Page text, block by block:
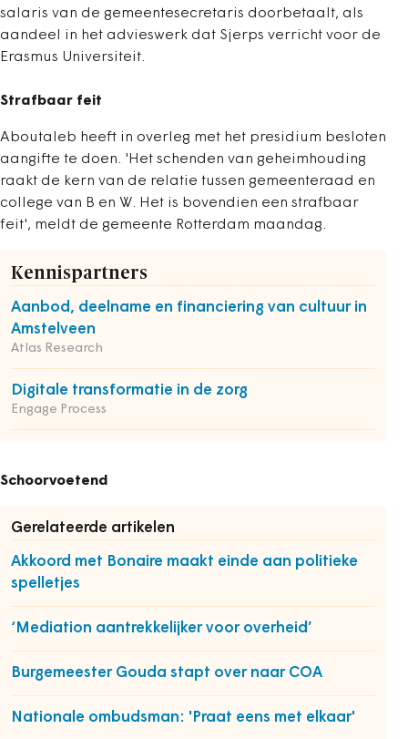
salaris van de gemeentesecretaris doorbetaalt, als
aandeel in het advieswerk dat Sjerps verricht voor de
Erasmus Universiteit.
Strafbaar feit
Aboutaleb heeft in overleg met het presidium besloten
aangifte te doen. 'Het schenden van geheimhouding
raakt de kern van de relatie tussen gemeenteraad en
college van B en W. Het is bovendien een strafbaar
feit', meldt de gemeente Rotterdam maandag.
Kennispartners
Aanbod, deelname en financiering van cultuur in
Amstelveen
Atlas Research
Digitale transformatie in de zorg
Engage Process
Schoorvoetend
Gerelateerde artikelen
Akkoord met Bonaire maakt einde aan politieke
spelletjes
‘Mediation aantrekkelijker voor overheid’
Burgemeester Gouda stapt over naar COA
Nationale ombudsman: 'Praat eens met elkaar'